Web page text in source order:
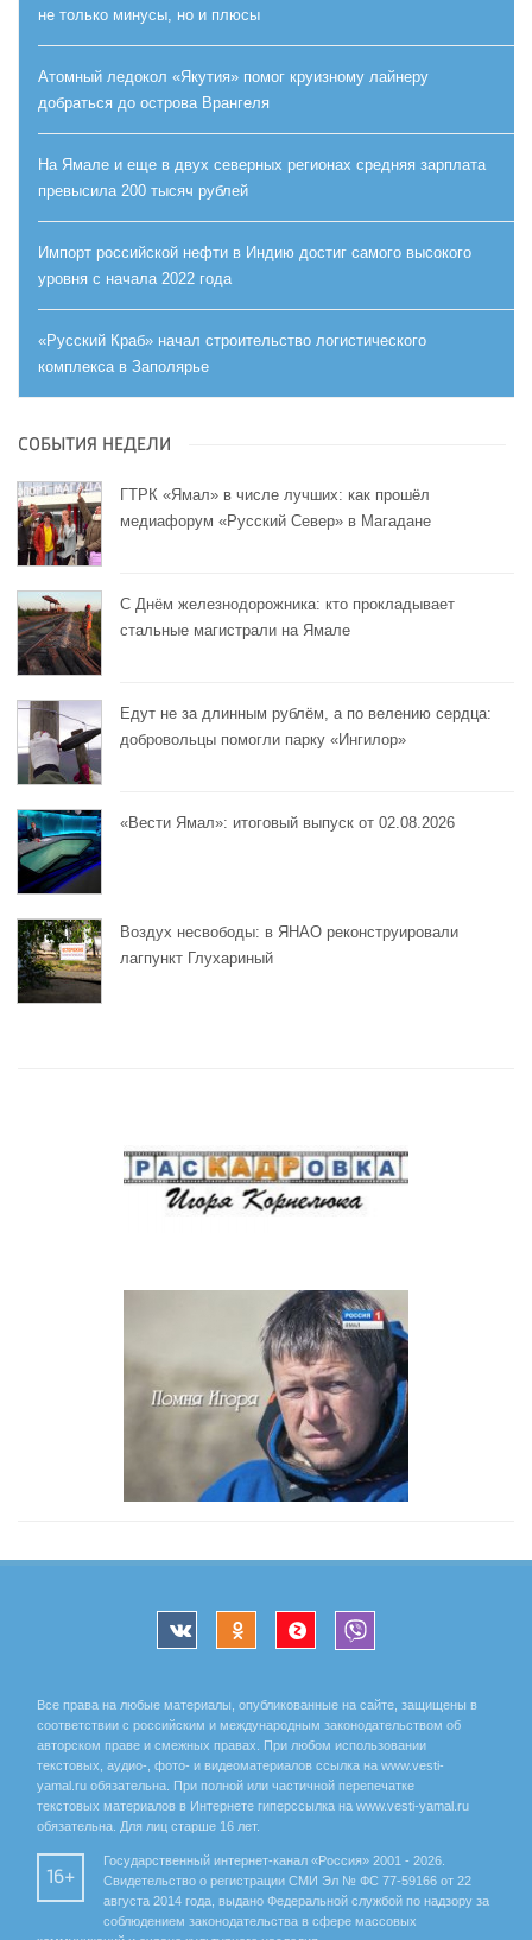
не только минусы, но и плюсы
Атомный ледокол «Якутия» помог круизному лайнеру
добраться до острова Врангеля
На Ямале и еще в двух северных регионах средняя зарплата
превысила 200 тысяч рублей
Импорт российской нефти в Индию достиг самого высокого
уровня с начала 2022 года
«Русский Краб» начал строительство логистического
комплекса в Заполярье
СОБЫТИЯ НЕДЕЛИ
ГТРК «Ямал» в числе лучших: как прошёл
медиафорум «Русский Север» в Магадане
С Днём железнодорожника: кто прокладывает
стальные магистрали на Ямале
Едут не за длинным рублём, а по велению сердца:
добровольцы помогли парку «Ингилор»
«Вести Ямал»: итоговый выпуск от 02.08.2026
Воздух несвободы: в ЯНАО реконструировали
лагпункт Глухариный
Все права на любые материалы, опубликованные на сайте, защищены в
соответствии с российским и международным законодательством об
авторском праве и смежных правах. При любом использовании
текстовых, аудио-, фото- и видеоматериалов ссылка на www.vesti-
yamal.ru обязательна. При полной или частичной перепечатке
текстовых материалов в Интернете гиперссылка на www.vesti-yamal.ru
обязательна. Для лиц старше 16 лет.
16+
Государственный интернет-канал «Россия» 2001 - 2026.
Свидетельство о регистрации СМИ Эл № ФС 77-59166 от 22
августа 2014 года, выдано Федеральной службой по надзору за
соблюдением законодательства в сфере массовых